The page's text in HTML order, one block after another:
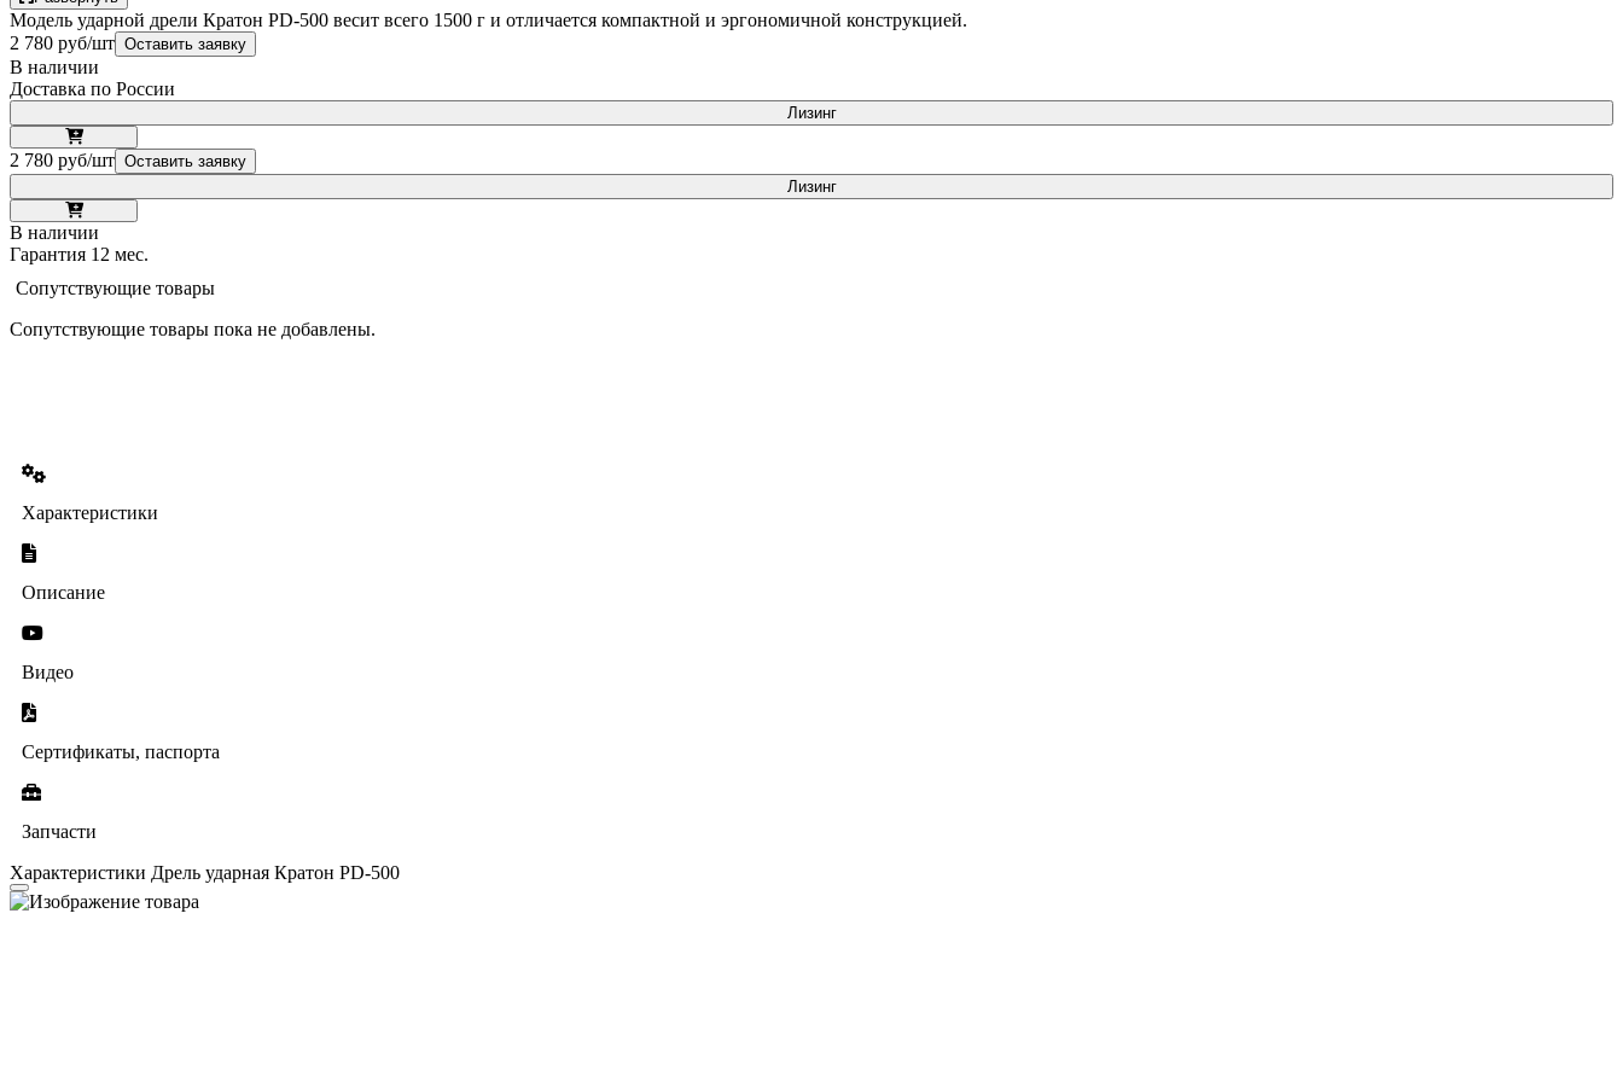
Модель ударной дрели Кратон PD-500 весит всего 1500 г и отличается компактной и эргономичной конструкцией.
2 780 руб/шт Оставить заявку
В наличии
Доставка по России
Лизинг
2 780 руб/шт Оставить заявку
Лизинг
В наличии
Гарантия 12 мес.
Сопутствующие товары
Сопутствующие товары пока не добавлены.
Характеристики
Описание
Видео
Сертификаты, паспорта
Запчасти
Характеристики Дрель ударная Кратон PD-500